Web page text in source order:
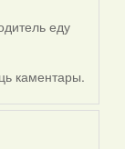
еду
каментары.